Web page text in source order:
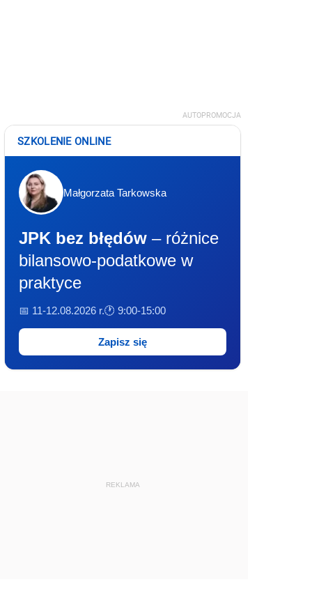
AUTOPROMOCJA
SZKOLENIE ONLINE
Małgorzata Tarkowska
JPK bez błędów – różnice
bilansowo-podatkowe w
praktyce
📅 11-12.08.2026 r.🕐 9:00-15:00
Zapisz się
REKLAMA